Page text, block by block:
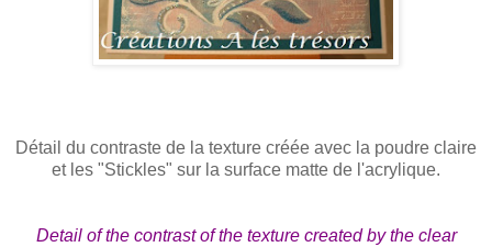
Détail du contraste de la texture créée avec la poudre claire
et les "Stickles" sur la surface matte de l'acrylique.
Detail of the contrast of the texture created by the clear